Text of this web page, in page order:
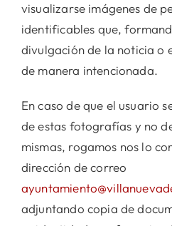
visualizarse imágenes de
identificables que,
divulgación de la noticia o
de manera intencionada.
En caso de que el usuario
de estas fotografías y no
mismas, rogamos nos lo
dirección de correo
adjuntando copia de